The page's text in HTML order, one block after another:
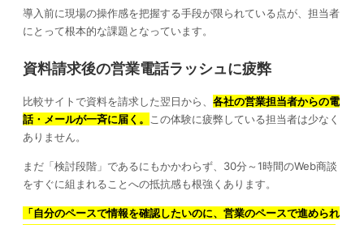
導入前に現場の操作感を把握する手段が限られている点が、担当者
にとって根本的な課題となっています。
資料請求後の営業電話ラッシュに疲弊
比較サイトで資料を請求した翌日から、 各社の営業担当者からの電
話・メールが一斉に届く。
この体験に疲弊している担当者は少なく
ありません。
まだ「検討段階」であるにもかかわらず、30分～1時間のWeb商談
をすぐに組まれることへの抵抗感も根強くあります。
「自分のペースで情報を確認したいのに、営業のペースで進められ